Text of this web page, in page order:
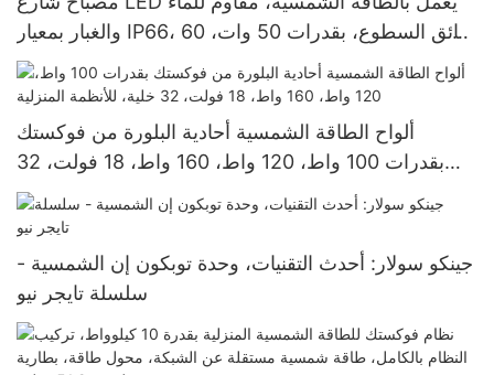
والغبار بمعيار IP66، فائق السطوع، بقدرات 50 وات، 60
وات، 80 وات، 100 وات، و120 وات، الكل في واحد
ألواح الطاقة الشمسية أحادية البلورة من فوكستك
بقدرات 100 واط، 120 واط، 160 واط، 18 فولت، 32
خلية، للأنظمة المنزلية
جينكو سولار: أحدث التقنيات، وحدة توبكون إن الشمسية -
سلسلة تايجر نيو